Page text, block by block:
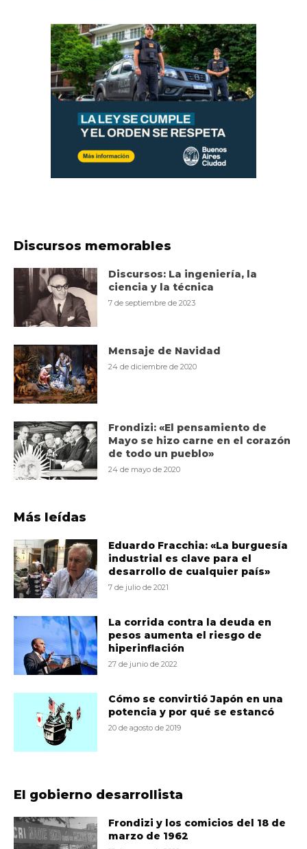
Discursos memorables
Discursos: La ingeniería, la
ciencia y la técnica
7 de septiembre de 2023
Mensaje de Navidad
24 de diciembre de 2020
Frondizi: «El pensamiento de
Mayo se hizo carne en el corazón
de todo un pueblo»
24 de mayo de 2020
Más leídas
Eduardo Fracchia: «La burguesía
industrial es clave para el
desarrollo de cualquier país»
7 de julio de 2021
La corrida contra la deuda en
pesos aumenta el riesgo de
hiperinflación
27 de junio de 2022
Cómo se convirtió Japón en una
potencia y por qué se estancó
20 de agosto de 2019
El gobierno desarrollista
Frondizi y los comicios del 18 de
marzo de 1962